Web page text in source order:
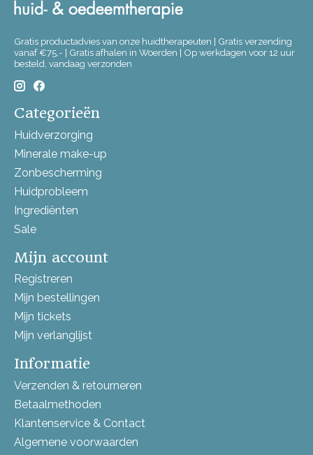
Gratis productadvies van onze huidtherapeuten | Gratis verzending
vanaf €75,- | Gratis afhalen in Woerden | Op werkdagen voor 12 uur
besteld, vandaag verzonden
Categorieën
Huidverzorging
Minerale make-up
Zonbescherming
Huidprobleem
Ingrediënten
Sale
Mijn account
Registreren
Mijn bestellingen
Mijn tickets
Mijn verlanglijst
Informatie
Verzenden & retourneren
Betaalmethoden
Klantenservice & Contact
Algemene voorwaarden